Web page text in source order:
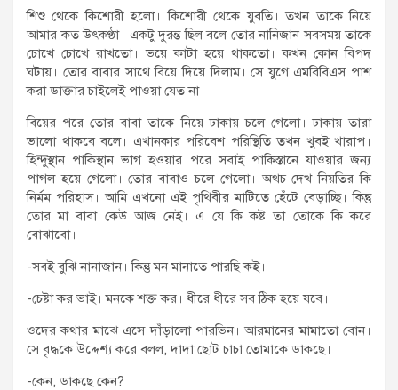
শিশু থেকে কিশোরী হলো। কিশোরী থেকে যুবতি। তখন তাকে নিয়ে
আমার কত উৎকণ্ঠা। একটু দুরন্ত ছিল বলে তোর নানিজান সবসময় তাকে
চোখে চোখে রাখতো। ভয়ে কাটা হয়ে থাকতো। কখন কোন বিপদ
ঘটায়। তোর বাবার সাথে বিয়ে দিয়ে দিলাম। সে যুগে এমবিবিএস পাশ
করা ডাক্তার চাইলেই পাওয়া যেত না।
বিয়ের পরে তোর বাবা তাকে নিয়ে ঢাকায় চলে গেলো। ঢাকায় তারা
ভালো থাকবে বলে। এখানকার পরিবেশ পরিস্থিতি তখন খুবই খারাপ।
হিন্দুস্থান পাকিস্থান ভাগ হওয়ার পরে সবাই পাকিস্তানে যাওয়ার জন্য
পাগল হয়ে গেলো। তোর বাবাও চলে গেলো। অথচ দেখ নিয়তির কি
নির্মম পরিহাস। আমি এখনো এই পৃথিবীর মাটিতে হেঁটে বেড়াচ্ছি। কিন্তু
তোর মা বাবা কেউ আজ নেই। এ যে কি কষ্ট তা তোকে কি করে
বোঝাবো।
-সবই বুঝি নানাজান। কিন্তু মন মানাতে পারছি কই।
-চেষ্টা কর ভাই। মনকে শক্ত কর। ধীরে ধীরে সব ঠিক হয়ে যবে।
ওদের কথার মাঝে এসে দাঁড়ালো পারভিন। আরমানের মামাতো বোন।
সে বৃদ্ধকে উদ্দেশ্য করে বলল, দাদা ছোট চাচা তোমাকে ডাকছে।
-কেন, ডাকছে কেন?